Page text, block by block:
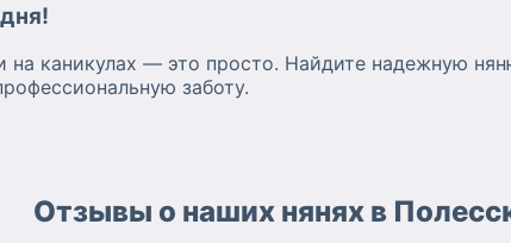
каникулах — это просто. Найдите надежную
заботу.
Отзывы о наших нянях в